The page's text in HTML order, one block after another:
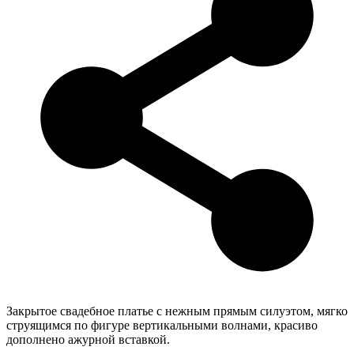
Закрытое свадебное платье с нежным прямым силуэтом, мягко
струящимся по фигуре вертикальными волнами, красиво
дополнено ажурной вставкой.